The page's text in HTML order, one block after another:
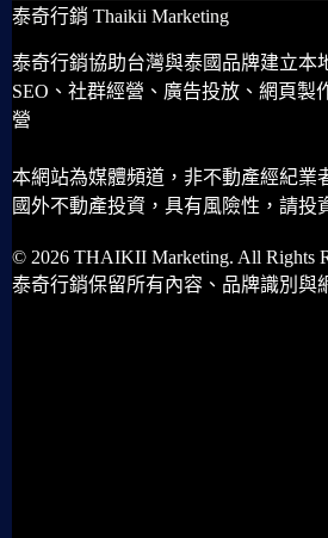
泰奇行銷 Thaikii Marketing
泰奇行銷協助台灣與泰國品牌建立本
SEO、社群經營、廣告投放、網頁
營
本網站為媒體頻道，非不動產經紀業
國外不動產投資，具有風險性，請
© 2026 THAIKII Marketing. All Rights
泰奇行銷保留所有內容、品牌識別與